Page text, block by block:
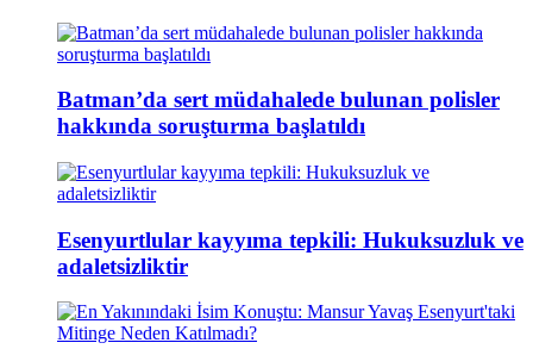
Batman’da sert müdahalede bulunan polisler
hakkında soruşturma başlatıldı
Esenyurtlular kayyıma tepkili: Hukuksuzluk ve
adaletsizliktir